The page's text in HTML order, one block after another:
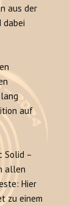
aus der
dabei
auf
Solid –
allen
Hier
zu einem